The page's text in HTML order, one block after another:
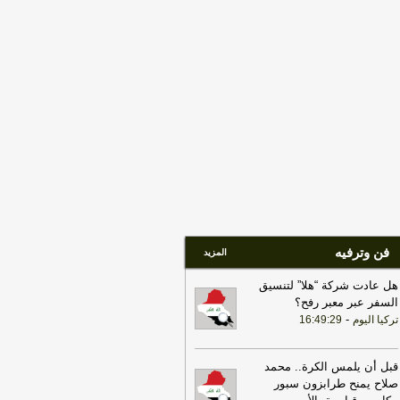
فن وترفيه المزيد
هل عادت شركة “هلا” لتنسيق
السفر عبر معبر رفح؟
تركيا اليوم -
16:49:29
قبل أن يلمس الكرة.. محمد
صلاح يمنح طرابزون سبور